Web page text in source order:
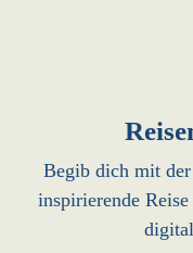
Begib dich mit
inspirierende